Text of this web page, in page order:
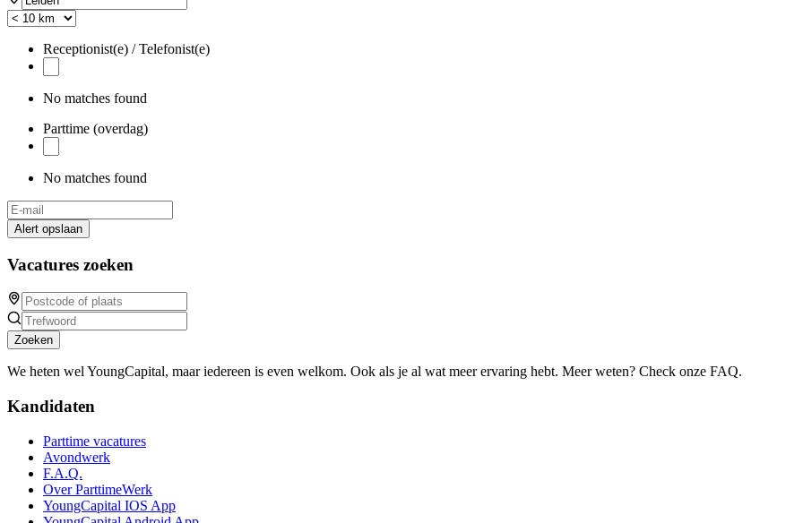
Receptionist(e) / Telefonist(e)
No matches found
Parttime (overdag)
No matches found
Alert opslaan
Vacatures zoeken
Zoeken
We heten wel YoungCapital, maar iedereen is even welkom. Ook als je al wat meer ervaring hebt. Meer weten? Check onze FAQ.
Kandidaten
Parttime vacatures
Avondwerk
F.A.Q.
Over ParttimeWerk
YoungCapital IOS App